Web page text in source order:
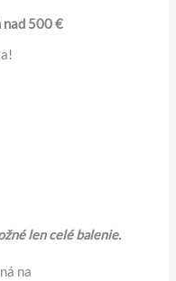
nad 500 €
len celé balenie.
na